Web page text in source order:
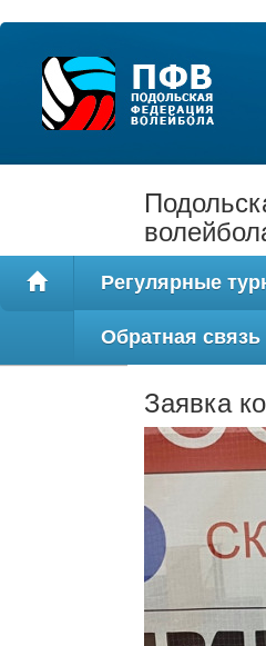
Регулярные
Обратная связь
Заявка